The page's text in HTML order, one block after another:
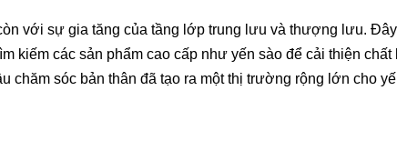
với sự gia tăng của tầng lớp trung lưu và thượng lưu.
kiếm các sản phẩm cao cấp như yến sào để cải thiện
chăm sóc bản thân đã tạo ra một thị trường rộng lớn cho